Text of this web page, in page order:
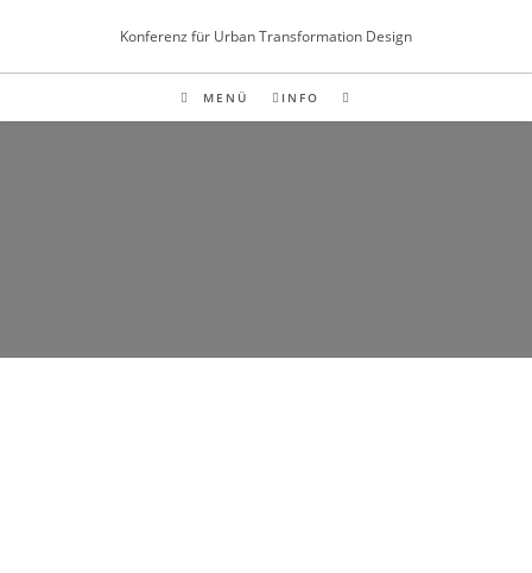
Konferenz für Urban Transformation Design
MENÜ INFO